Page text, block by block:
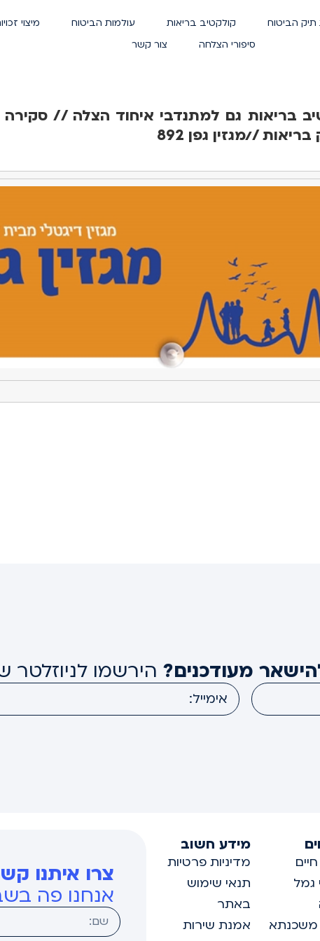
הביטוח קולקטיב בריאות עולמות הביטוח מיצוי
סיפורי הצלחה
צור קשר
בריאות גם למתנדבי איחוד הצלה //
//מגזין גפן 892
מעודכנים? הירשמו לניוזלטר
גמל
משכנתא
מידע חשוב
מדיניות פרטיות
תנאי שימוש
באתר
אמנת שירות
צרו איתנו
אנחנו פה